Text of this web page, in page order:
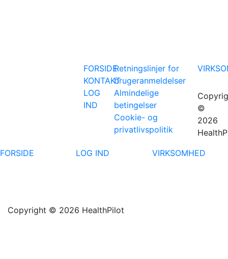
FORSIDE
KONTAKT
LOG
IND
Retningslinjer for
brugeranmeldelser
Almindelige
betingelser
Cookie- og
privatlivspolitik
©
2026
FORSIDE
LOG IND VIRKSOMHED
Copyright © 2026 HealthPilot